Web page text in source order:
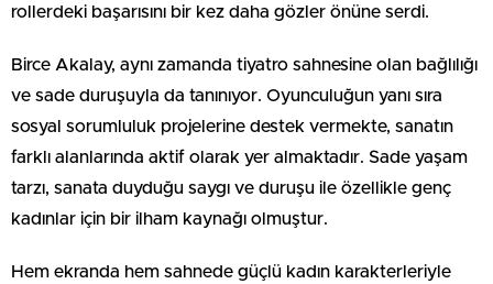
rollerdeki başarısını bir kez daha gözler önüne serdi.
Birce Akalay, aynı zamanda tiyatro sahnesine olan bağlılığı
ve sade duruşuyla da tanınıyor. Oyunculuğun yanı sıra
sosyal sorumluluk projelerine destek vermekte, sanatın
farklı alanlarında aktif olarak yer almaktadır. Sade yaşam
tarzı, sanata duyduğu saygı ve duruşu ile özellikle genç
kadınlar için bir ilham kaynağı olmuştur.
Hem ekranda hem sahnede güçlü kadın karakterleriyle